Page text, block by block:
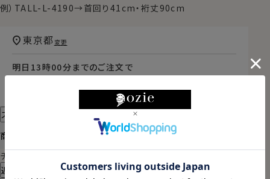
例）TALL-L-4190→首回り41cm・裄丈90cm
明日 13時00分 までのご注文で
（※裄丈加工・刺繍がある場合は除く）
東京都 変更
スタイル・サイズについて詳しく見る
商品についてのお問い合わせ
チャットでお問い合わせ
返品・交換について